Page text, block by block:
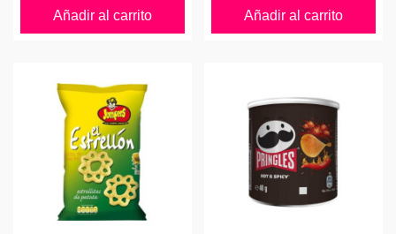
Añadir al carrito Añadir al carrito